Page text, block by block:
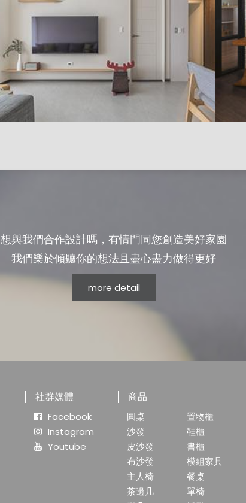
想與我們合作設計嗎，有情門同您創造美好家園
我們樂於傾聽你的想法且盡心盡力做得更好
more detail
社群媒體
Facebook
Instagram
Youtube
商品
圓桌
沙發
皮沙發
布沙發
主人椅
茶邊几
置物櫃
鞋櫃
書櫃
模組家具
餐桌
單椅